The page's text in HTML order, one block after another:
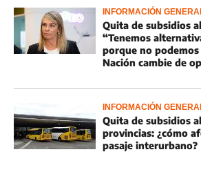
INFORMACIÓN
Quita de subsidios
“Tenemos
porque no podemos
Nación cambie de
INFORMACIÓN
Quita de subsidios
provincias: ¿cómo
pasaje interurbano?